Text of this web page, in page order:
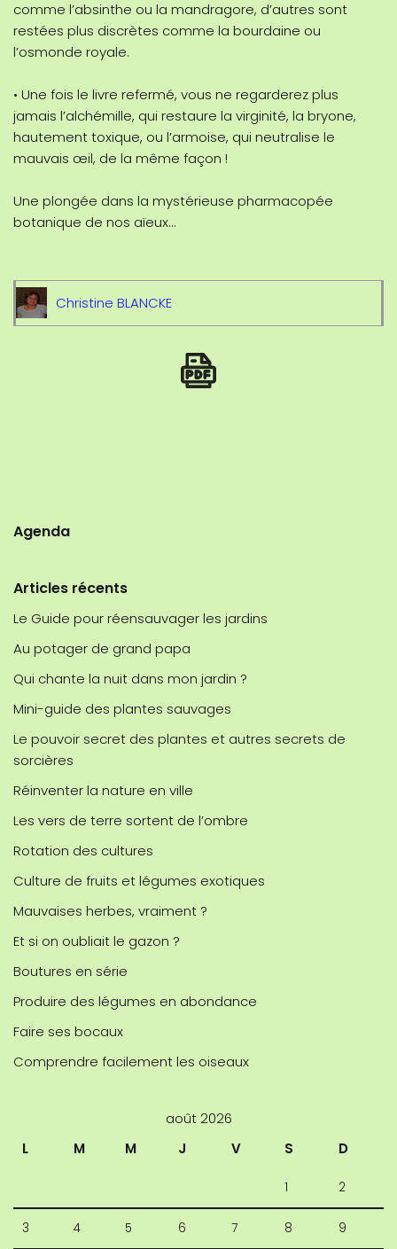
comme l’absinthe ou la mandragore, d’autres sont
restées plus discrètes comme la bourdaine ou
l’osmonde royale.
• Une fois le livre refermé, vous ne regarderez plus
jamais l’alchémille, qui restaure la virginité, la bryone,
hautement toxique, ou l’armoise, qui neutralise le
mauvais œil, de la même façon !
Une plongée dans la mystérieuse pharmacopée
botanique de nos aïeux…
Christine BLANCKE
Agenda
Articles récents
Le Guide pour réensauvager les jardins
Au potager de grand papa
Qui chante la nuit dans mon jardin ?
Mini-guide des plantes sauvages
Le pouvoir secret des plantes et autres secrets de
sorcières
Réinventer la nature en ville
Les vers de terre sortent de l’ombre
Rotation des cultures
Culture de fruits et légumes exotiques
Mauvaises herbes, vraiment ?
Et si on oubliait le gazon ?
Boutures en série
Produire des légumes en abondance
Faire ses bocaux
Comprendre facilement les oiseaux
août 2026
L
M M J V S D
1 2
3 4 5 6 7 8 9